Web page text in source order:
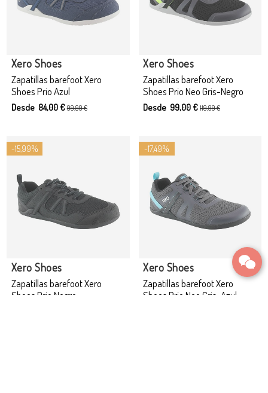
Zapatillas barefoot Xero
Shoes Prio Azul
Xero Shoes
Desde 84,00 €99,99 €
Zapatillas barefoot Xero
Shoes Prio Neo Gris-Negro
Xero Shoes
Desde 99,00 € 119,99 €
-15,99%
Zapatillas barefoot Xero
Shoes Prio Negro
Xero Shoes
-17,49%
Zapatillas barefoot Xero
Shoes Prio Neo Gris-Azul
Xero Shoes